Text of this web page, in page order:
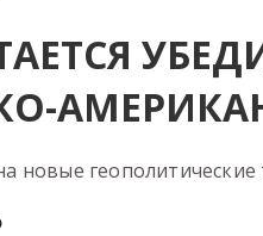
новые